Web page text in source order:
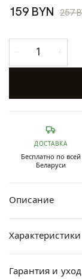
159 BYN 257
ДОСТАВКА
Бесплатно по всей
Беларуси
Описание
Характеристики
Гарантия и уход